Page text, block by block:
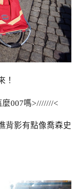
！
007嗎>///////<
背影有點像喬森史